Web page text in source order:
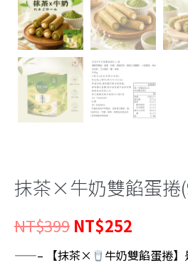
抹茶×牛奶雙餡蛋捲
NT$399 原
始
NT$252
前
——– 【抹茶× 牛奶雙餡蛋捲】